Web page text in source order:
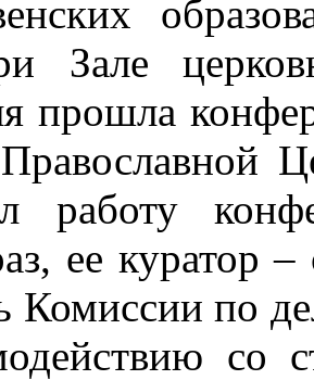
Зале
прошла
работу
ее куратор
Комиссии по
со